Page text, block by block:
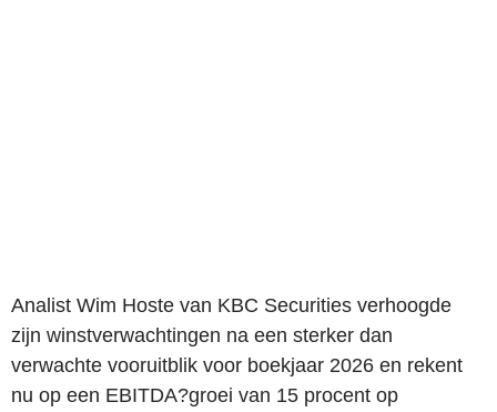
Analist Wim Hoste van KBC Securities verhoogde
zijn winstverwachtingen na een sterker dan
verwachte vooruitblik voor boekjaar 2026 en rekent
nu op een EBITDA?groei van 15 procent op